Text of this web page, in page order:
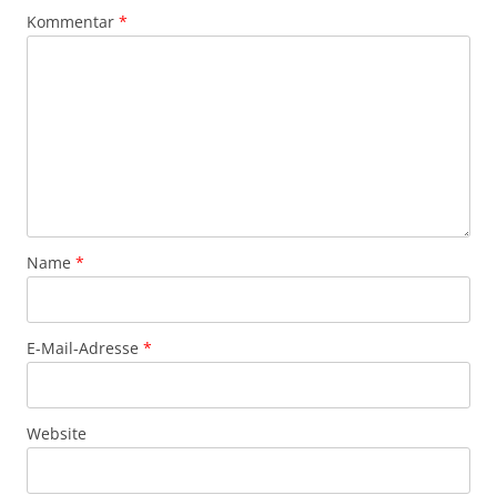
Kommentar *
Name *
E-Mail-Adresse *
Website